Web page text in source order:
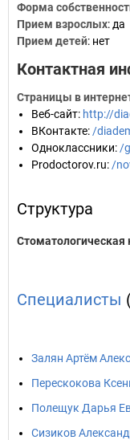
Форма
Прием взрослых: да
Прием детей: нет
Контактная
Страницы в
Веб-сайт: http://
ВКонтакте: /
Одноклассники: /
Prodoctorov.ru: /
Структура
Специалисты
Залян Артём
Перескокова
Полещук Дарья
Сизиков